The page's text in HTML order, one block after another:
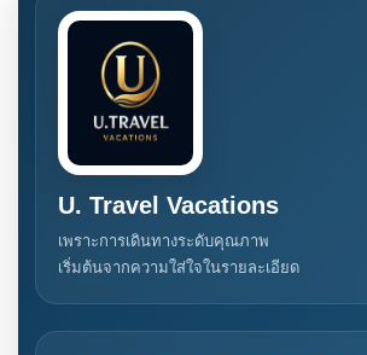
U. Travel Vacations
เพราะการเดินทางระดับคุณภาพ
เริ่มต้นจากความใส่ใจในรายละเอียด